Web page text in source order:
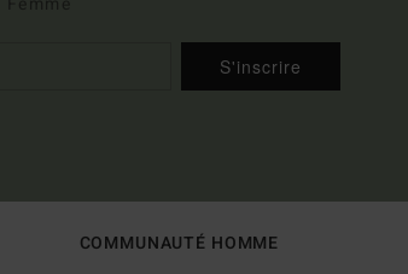
S'inscrire
COMMUNAUTÉ HOMME